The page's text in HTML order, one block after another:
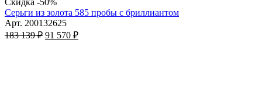
имеет
несколько
вариаций.
Серьги из золота 585 пробы с бриллиантом
Арт. 200132625
183 139₽ Первоначальная
91 570 ₽Текущая